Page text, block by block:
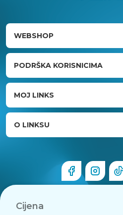
Cijena
WEBSHOP
PODRŠKA KORISNICIMA
MOJ LINKS
O LINKSU